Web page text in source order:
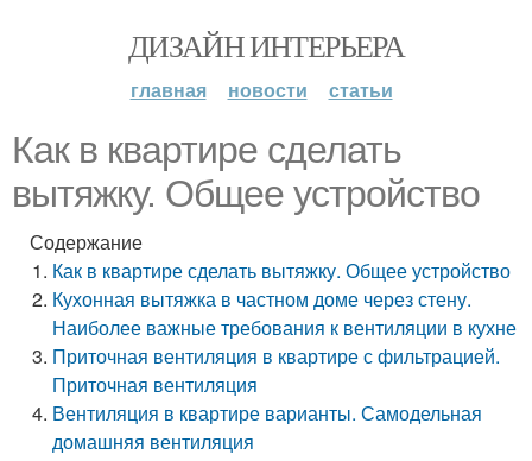
ДИЗАЙН ИНТЕРЬЕРА
главная новости статьи
Как в квартире сделать
вытяжку. Общее устройство
Содержание
Как в квартире сделать вытяжку. Общее устройство
Кухонная вытяжка в частном доме через стену.
Наиболее важные требования к вентиляции в кухне
Приточная вентиляция в квартире с фильтрацией.
Приточная вентиляция
Вентиляция в квартире варианты. Самодельная
домашняя вентиляция